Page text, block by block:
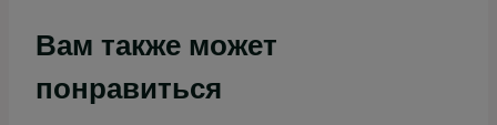
Вам также может
понравиться